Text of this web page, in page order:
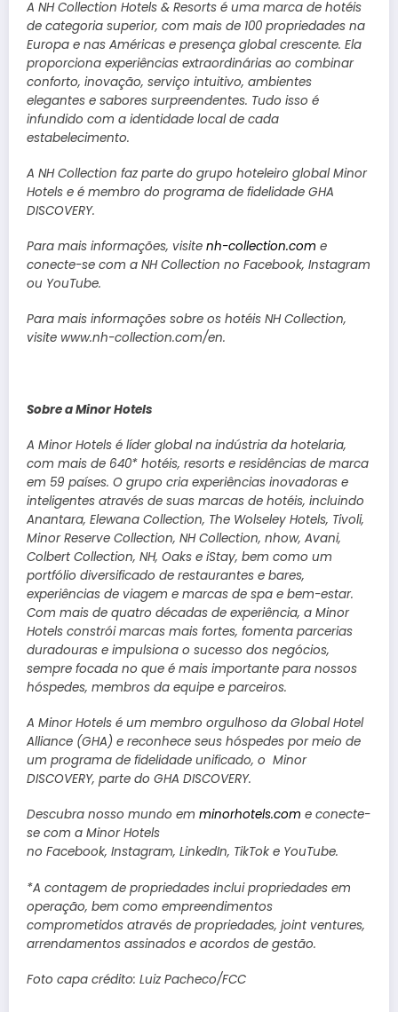
A NH Collection Hotels & Resorts é uma marca de hotéis
de categoria superior, com mais de 100 propriedades na
Europa e nas Américas e presença global crescente. Ela
proporciona experiências extraordinárias ao combinar
conforto, inovação, serviço intuitivo, ambientes
elegantes e sabores surpreendentes. Tudo isso é
infundido com a identidade local de cada
estabelecimento.
A NH Collection faz parte do grupo hoteleiro global Minor
Hotels e é membro do programa de fidelidade GHA
DISCOVERY.
Para mais informações, visite nh-collection.com e
conecte-se com a NH Collection no Facebook, Instagram
ou YouTube.
Para mais informações sobre os hotéis NH Collection,
visite www.nh-collection.com/en.
Sobre a Minor Hotels
A Minor Hotels é líder global na indústria da hotelaria,
com mais de 640* hotéis, resorts e residências de marca
em 59 países. O grupo cria experiências inovadoras e
inteligentes através de suas marcas de hotéis, incluindo
Anantara, Elewana Collection, The Wolseley Hotels, Tivoli,
Minor Reserve Collection, NH Collection, nhow, Avani,
Colbert Collection, NH, Oaks e iStay, bem como um
portfólio diversificado de restaurantes e bares,
experiências de viagem e marcas de spa e bem-estar.
Com mais de quatro décadas de experiência, a Minor
Hotels constrói marcas mais fortes, fomenta parcerias
duradouras e impulsiona o sucesso dos negócios,
sempre focada no que é mais importante para nossos
hóspedes, membros da equipe e parceiros.
A Minor Hotels é um membro orgulhoso da Global Hotel
Alliance (GHA) e reconhece seus hóspedes por meio de
um programa de fidelidade unificado, o Minor
DISCOVERY, parte do GHA DISCOVERY.
Descubra nosso mundo em minorhotels.com e conecte-
se com a Minor Hotels
no Facebook, Instagram, LinkedIn, TikTok e YouTube.
*A contagem de propriedades inclui propriedades em
operação, bem como empreendimentos
comprometidos através de propriedades, joint ventures,
arrendamentos assinados e acordos de gestão.
Foto capa crédito: Luiz Pacheco/FCC